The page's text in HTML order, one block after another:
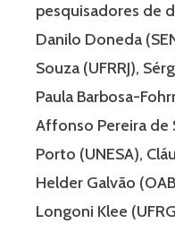
pesquisadores de
Danilo Doneda
Souza (UFRRJ),
Paula Barbosa-
Affonso Pereira de
Porto (UNESA),
Helder Galvão
Longoni Klee